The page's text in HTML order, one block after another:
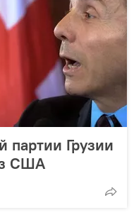
партии Грузии
США